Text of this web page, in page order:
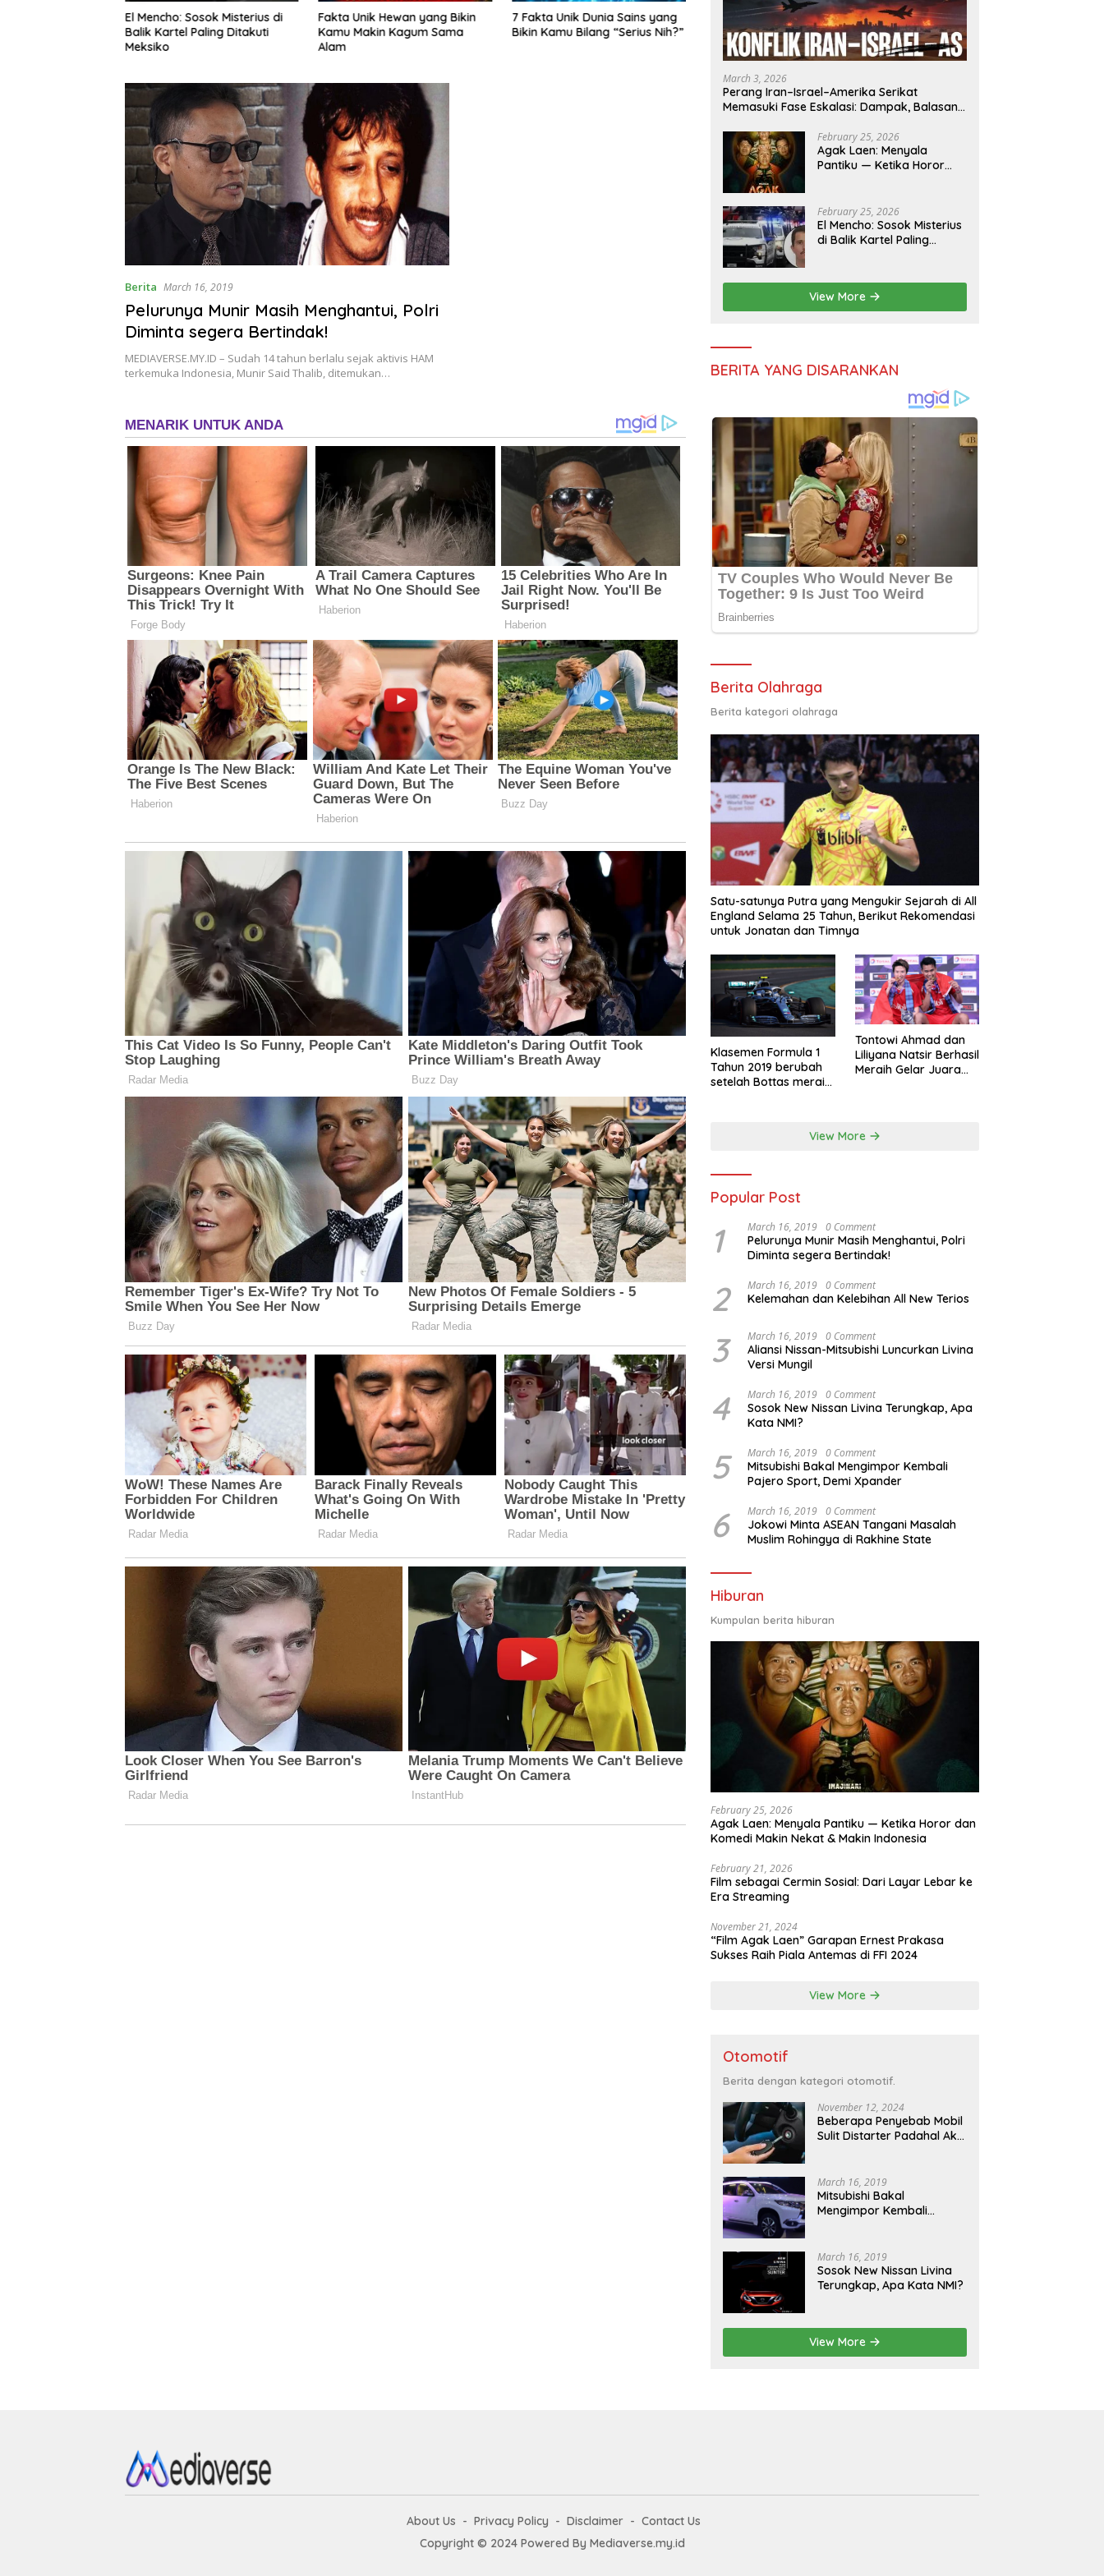
Fakta Unik Hewan yang Bikin
Kamu Makin Kagum Sama
Alam
7 Fakta Unik Dunia Sains yang
Bikin Kamu Bilang “Serius Nih?”
Misteri Cahaya di Langit dan
Laut: Menguak Fenomena Aneh
Fakta-Fakta Menarik Dunia
yang Jarang Diketahui: Antara
Sains, Alam, dan Perilaku
Manusia
Tantangan Daya Beli dan
Lonjakan Harga Pangan:
Pemerintah Diminta Perkuat
Stabilisasi Pasar
Berita March 16, 2019
Pelurunya Munir Masih Menghantui, Polri
Diminta segera Bertindak!
MEDIAVERSE.MY.ID – Sudah 14 tahun berlalu sejak aktivis HAM
terkemuka Indonesia, Munir Said Thalib, ditemukan…
March 3, 2026
Perang Iran–Israel–Amerika Serikat
Memasuki Fase Eskalasi: Dampak, Balasan,
February 25, 2026
Agak Laen: Menyala
Pantiku — Ketika Horor
February 25, 2026
El Mencho: Sosok Misterius
di Balik Kartel Paling
View More
BERITA YANG DISARANKAN
Berita Olahraga
Berita kategori olahraga
Satu-satunya Putra yang Mengukir Sejarah di All
England Selama 25 Tahun, Berikut Rekomendasi
untuk Jonatan dan Timnya
Klasemen Formula 1
Tahun 2019 berubah
setelah Bottas meraih
Tontowi Ahmad dan
Liliyana Natsir Berhasil
Meraih Gelar Juara
View More
Popular Post
1 March 16, 2019 0 Comment
Pelurunya Munir Masih Menghantui, Polri
Diminta segera Bertindak!
2 March 16, 2019 0 Comment
Kelemahan dan Kelebihan All New Terios
3 March 16, 2019 0 Comment
Aliansi Nissan-Mitsubishi Luncurkan Livina
Versi Mungil
4 March 16, 2019 0 Comment
Sosok New Nissan Livina Terungkap, Apa
Kata NMI?
5 March 16, 2019 0 Comment
Mitsubishi Bakal Mengimpor Kembali
Pajero Sport, Demi Xpander
6 March 16, 2019 0 Comment
Jokowi Minta ASEAN Tangani Masalah
Muslim Rohingya di Rakhine State
Hiburan
Kumpulan berita hiburan
February 25, 2026
Agak Laen: Menyala Pantiku — Ketika Horor dan
Komedi Makin Nekat & Makin Indonesia
February 21, 2026
Film sebagai Cermin Sosial: Dari Layar Lebar ke
Era Streaming
November 21, 2024
“Film Agak Laen” Garapan Ernest Prakasa
Sukses Raih Piala Antemas di FFI 2024
View More
Otomotif
Berita dengan kategori otomotif.
November 12, 2024
Beberapa Penyebab Mobil
Sulit Distarter Padahal Aki
Hari
March 16, 2019
Mitsubishi Bakal
Mengimpor Kembali
March 16, 2019
Sosok New Nissan Livina
Terungkap, Apa Kata NMI?
View More
About Us Privacy Policy Disclaimer
Contact Us
Copyright © 2024 Powered By Mediaverse.my.id